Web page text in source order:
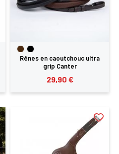
Rênes en caoutchouc ultra
grip Canter
29,90 €